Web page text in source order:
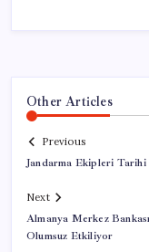
Other Articles
Previous
Jandarma Ekipleri Tarihi
Next
Almanya Merkez
Olumsuz Etkiliyor